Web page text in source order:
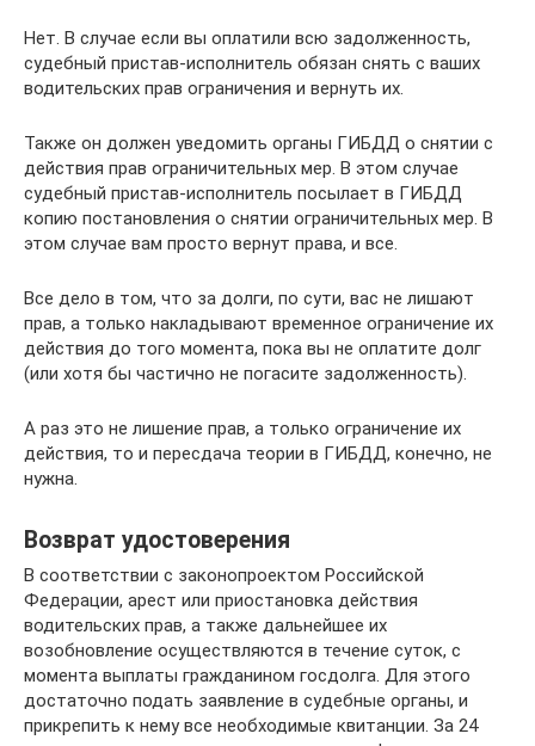
Нет. В случае если вы оплатили всю задолженность,
судебный пристав-исполнитель обязан снять с ваших
водительских прав ограничения и вернуть их.
Также он должен уведомить органы ГИБДД о снятии с
действия прав ограничительных мер. В этом случае
судебный пристав-исполнитель посылает в ГИБДД
копию постановления о снятии ограничительных мер. В
этом случае вам просто вернут права, и все.
Все дело в том, что за долги, по сути, вас не лишают
прав, а только накладывают временное ограничение их
действия до того момента, пока вы не оплатите долг
(или хотя бы частично не погасите задолженность).
А раз это не лишение прав, а только ограничение их
действия, то и пересдача теории в ГИБДД, конечно, не
нужна.
Возврат удостоверения
В соответствии с законопроектом Российской
Федерации, арест или приостановка действия
водительских прав, а также дальнейшее их
возобновление осуществляются в течение суток, с
момента выплаты гражданином госдолга. Для этого
достаточно подать заявление в судебные органы, и
прикрепить к нему все необходимые квитанции. За 24